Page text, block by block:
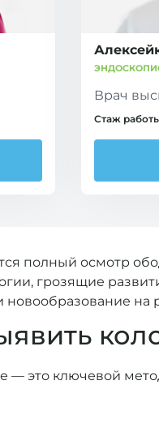
Врач
Стаж
полный осмотр
грозящие
— это ключевой